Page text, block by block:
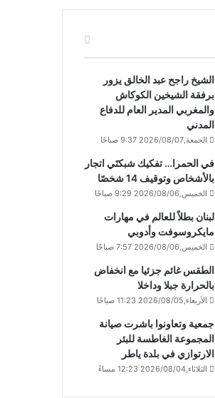
الشيخ راجح عبد الخالق يزور
برفقة الشيخين الكوكاش
والمغربي المدير العام للدفاع
المدني
الجمعة,2026/08/07 9:37 صباحًا
في الحمرا… تفكيك شبكتَي اتجار
بالأشخاص وتوقيف 14 شخصًا
الخميس,2026/08/06 9:29 صباحًا
لبنان بطلاً للعالم في مهارات
مايكروسوفت وأدوبي
الخميس,2026/08/06 7:57 صباحًا
الطقس غائم جزئيا مع انخفاض
بالحرارة جبلا وداخلا
الأربعاء,2026/08/05 11:23 صباحًا
جمعية وتعاونوا باشرت صيانة
المجموعة الغاطسة للبئر
الارتوازي في بلدة ياطر
الثلاثاء,2026/08/04 12:23 مساءً